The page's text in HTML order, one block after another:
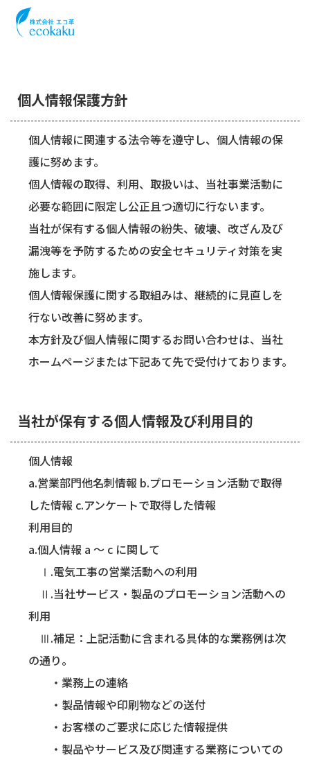
個人情報の取り扱い
個人情報保護方針
個人情報に関連する法令等を遵守し、個人情報の保
護に努めます。
個人情報の取得、利用、取扱いは、当社事業活動に
必要な範囲に限定し公正且つ適切に行ないます。
当社が保有する個人情報の紛失、破壊、改ざん及び
漏洩等を予防するための安全セキュリティ対策を実
施します。
個人情報保護に関する取組みは、継続的に見直しを
行ない改善に努めます。
本方針及び個人情報に関するお問い合わせは、当社
ホームページまたは下記あて先で受付けております。
当社が保有する個人情報及び利用目的
個人情報
a.営業部門他名刺情報 b.プロモーション活動で取得
した情報 c.アンケートで取得した情報
利用目的
a.個人情報 a 〜 c に関して
Ⅰ.電気工事の営業活動への利用
Ⅱ.当社サービス・製品のプロモーション活動への
利用
Ⅲ.補足：上記活動に含まれる具体的な業務例は次
の通り。
・業務上の連絡
・製品情報や印刷物などの送付
・お客様のご要求に応じた情報提供
・製品やサービス及び関連する業務についての